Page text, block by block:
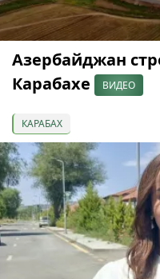
Азербайджан
Карабахе
ВИДЕО
КАРАБАХ